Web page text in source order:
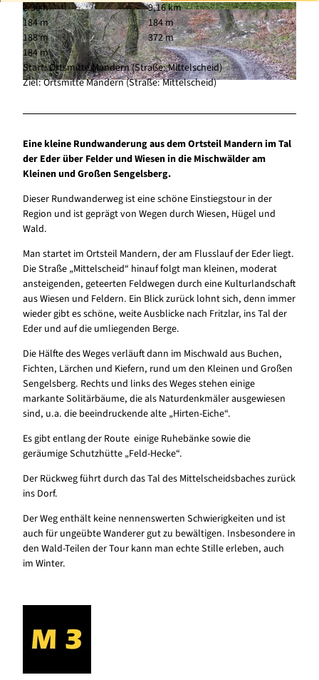
© Gereon Schoplick, Stadtmarketing Bad Wildungen
© Gereon Schoplick, Stadtmarketing Bad Wildu
ngen
© Gereon Schoplick, Stadtmarketing Bad Wildu
ngen
2:30 h
9,16 km
184 m
184 m
188 m
372 m
184 m
Start: Ortsmitte Mandern (Straße: Mittelscheid)
Ziel: Ortsmitte Mandern (Straße: Mittelscheid)
Eine kleine Rundwanderung aus dem Ortsteil Mandern im Tal
der Eder über Felder und Wiesen in die Mischwälder am
Kleinen und Großen Sengelsberg.
Dieser Rundwanderweg ist eine schöne Einstiegstour in der
Region und ist geprägt von Wegen durch Wiesen, Hügel und
Wald.
Man startet im Ortsteil Mandern, der am Flusslauf der Eder liegt.
Die Straße „Mittelscheid“ hinauf folgt man kleinen, moderat
ansteigenden, geteerten Feldwegen durch eine Kulturlandschaft
aus Wiesen und Feldern. Ein Blick zurück lohnt sich, denn immer
wieder gibt es schöne, weite Ausblicke nach Fritzlar, ins Tal der
Eder und auf die umliegenden Berge.
Die Hälfte des Weges verläuft dann im Mischwald aus Buchen,
Fichten, Lärchen und Kiefern, rund um den Kleinen und Großen
Sengelsberg. Rechts und links des Weges stehen einige
markante Solitärbäume, die als Naturdenkmäler ausgewiesen
sind, u.a. die beeindruckende alte „Hirten-Eiche“.
Es gibt entlang der Route einige Ruhebänke sowie die
geräumige Schutzhütte „Feld-Hecke“.
Der Rückweg führt durch das Tal des Mittelscheidsbaches zurück
ins Dorf.
Der Weg enthält keine nennenswerten Schwierigkeiten und ist
auch für ungeübte Wanderer gut zu bewältigen. Insbesondere in
den Wald-Teilen der Tour kann man echte Stille erleben, auch
im Winter.